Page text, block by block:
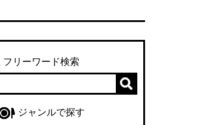
フリーワード検索
ジャンルで探す